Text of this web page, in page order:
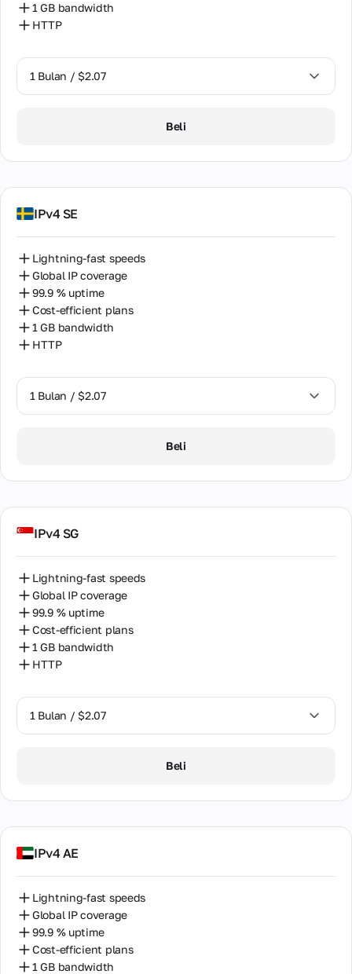
1 GB bandwidth
HTTP
1 Bulan / $2.07
Beli
IPv4 SE
Lightning-fast speeds
Global IP coverage
99.9 % uptime
Cost-efficient plans
1 GB bandwidth
HTTP
1 Bulan / $2.07
Beli
IPv4 SG
Lightning-fast speeds
Global IP coverage
99.9 % uptime
Cost-efficient plans
1 GB bandwidth
HTTP
1 Bulan / $2.07
Beli
IPv4 AE
Lightning-fast speeds
Global IP coverage
99.9 % uptime
Cost-efficient plans
1 GB bandwidth